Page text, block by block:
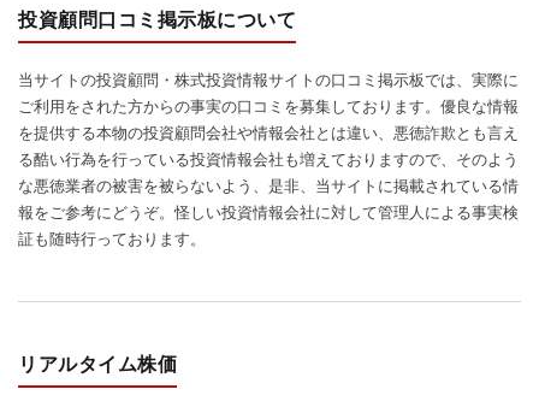
投資顧問口コミ掲示板について
当サイトの投資顧問・株式投資情報サイトの口コミ掲示板では、実際に
ご利用をされた方からの事実の口コミを募集しております。優良な情報
を提供する本物の投資顧問会社や情報会社とは違い、悪徳詐欺とも言え
る酷い行為を行っている投資情報会社も増えておりますので、そのよう
な悪徳業者の被害を被らないよう、是非、当サイトに掲載されている情
報をご参考にどうぞ。怪しい投資情報会社に対して管理人による事実検
証も随時行っております。
リアルタイム株価